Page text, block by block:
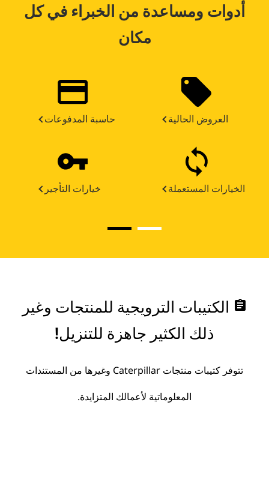
أدوات ومساعدة من الخبراء في كل
مكان
حاسبة المدفوعات العروض الحالية
خيارات التأجير الخيارات المستعملة
assignment الكتيبات الترويجية للمنتجات وغير
ذلك الكثير جاهزة للتنزيل!
تتوفر كتيبات منتجات Caterpillar وغيرها من المستندات
المعلوماتية لأعمالك المتزايدة.